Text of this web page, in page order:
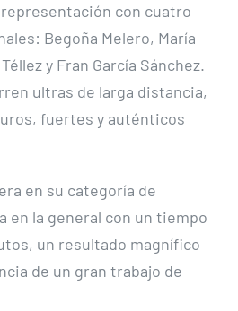
con cuatro
Begoña Melero, María
y Fran García Sánchez.
ultras de larga distancia,
fuertes y auténticos
en su categoría de
en la general con un tiempo
un resultado magnífico
de un gran trabajo de